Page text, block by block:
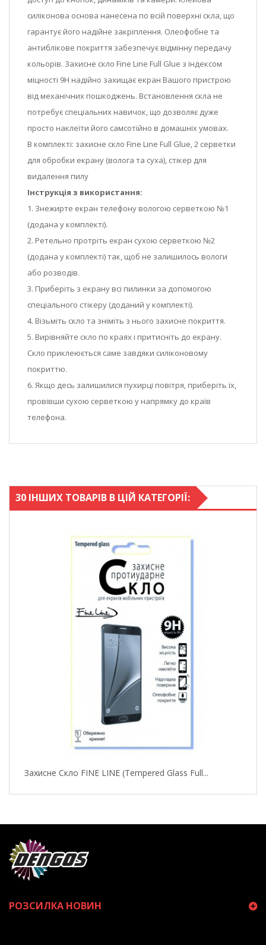
силіконова основа нанесена по всій поверхні скла, що
гарантує його надійне закріплення. Олеофобне та
антиблікове покриття забезпечує відмінну передачу
кольорів. Захисне скло Fine Line Full Glue з індексом
міцності 9Н надійно захищає екран Вашого пристрою
від механічних пошкоджень. Встановлення скла не
потребує спеціальних навичок, що дозволяє дуже
просто наклеїти його самсотійно в домашніх умовах.
В комплекті: захисне скло Fine Line Full Glue, 2 серветки
для обробки екрану (волога та суха), стікер для
видалення пилу
Інструкція з використання:
1. Знежирте екран телефону вологою серветкою №1
(додана у комплекті).
2. Ретельно протріть екран сухою серветкою №2
(додана у комплекті) так, щоб не залишилось вологи
або розводів.
3. Приберіть з екрану всі пилинки за допомогою
спеціального стікеру (доданий у комплекті).
4. Візьміть скло та зніміть з нього захисне покриття.
5. Вирівняйте скло по краях і притисніть до екрану.
Скло приклеюється саме завдяки силіконовому
покриттю.
6. Якщо десь залишилися пухирці повітря, приберіть їх,
провівши сухою серветкою у напрямку до країв
телефона.
30 ІНШИХ ТОВАРІВ В ЦІЙ КАТЕГОРІЇ:
Захисне Скло FINE LINE (Tempered Glass Full...
РОЗСИЛКА НОВИН